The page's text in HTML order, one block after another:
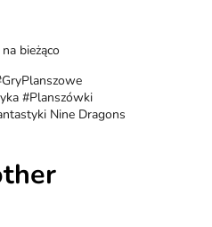
bieżąco
#Planszówki
Nine Dragons